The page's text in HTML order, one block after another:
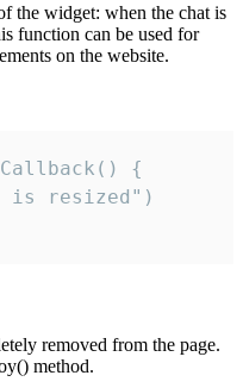
the widget: when the chat is
function can be used for
on the website.
{
is resized")
removed from the page.
method.